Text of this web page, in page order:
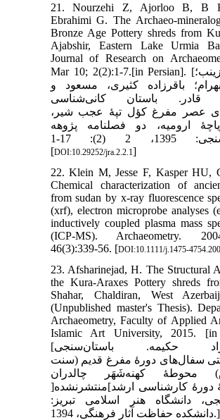
21. Nourzehi Z, Ajorloo B, B
Ebrahimi G. The Archaeo-
Bronze Age Pottery shreds from
Ajabshir, Eastern Lake Urmia
Journal of Research on
Mar 10; 2(2):1-7.‎[in Persian]. [نورزهی، زینب؛
بهرام؛ باقرزاده کثیری، مسعود و
قادر. باستان کانی‌شناسی
عصر مفرغ کؤل تپۀ عجب شیر،
ارومیه، دو فصلنامه پژوهه
[DOI:10.29252/jra.2.2.1]
22. Klein M, Jesse F, Kasper HU,
Chemical characterization of
from sudan by x‐ray fluorescence
(xrf), electron microprobe analyses
inductively coupled plasma mass
(ICP-MS). Archaeometry.
46(3):339-56. [DOI:10.1111/j.1475-
23. Afsharinejad, H. The Structural
the Kura-Araxes Pottery shreds
Shahar, Chaldiran, West
(Unpublished master's Thesis).
Archaeometry, Faculty of Applied
Islamic Art University, 2015. [in
[افشاری‌نژاد حکیمه. باستان‌سنجی
سفال‌های دورۀ مفرغ قدیم (سنت
محوطۀ کهنه‌شَهَر چالدران
]‎منتشرنشده‎[‎‏. ‏پایان‌نامۀ دورۀ کارشناسی ارشد
دانشگاه هنر اسلامی تبریز:
دانشکده حفاظت آثار فرهنگی، 1394‏.]‏‎